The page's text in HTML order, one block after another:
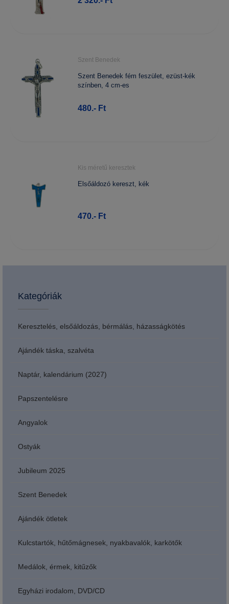
Szent Benedek
Szent Benedek fém feszület, ezüst-kék
színben, 4 cm-es
480.- Ft
Kis méretű keresztek
Elsőáldozó kereszt, kék
470.- Ft
Kategóriák
Keresztelés, elsőáldozás, bérmálás, házasságkötés
Ajándék táska, szalvéta
Naptár, kalendárium (2027)
Papszentelésre
Angyalok
Ostyák
Jubileum 2025
Szent Benedek
Ajándék ötletek
Kulcstartók, hűtőmágnesek, nyakbavalók, karkötők
Medálok, érmek, kitűzők
Egyházi irodalom, DVD/CD